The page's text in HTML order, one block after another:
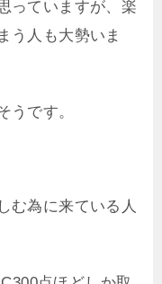
っていますが、楽
う人も大勢いま
うです。
む為に来ている人